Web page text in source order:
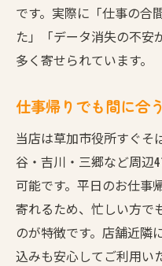
です。実際に「仕事の合
た」「データ消失の不安
多く寄せられています。
仕事帰りでも間に合
当店は草加市役所すぐそ
谷・吉川・三郷など周辺
可能です。平日のお仕事
寄れるため、忙しい方で
のが特徴です。店舗近隣
込みも安心してご利用い